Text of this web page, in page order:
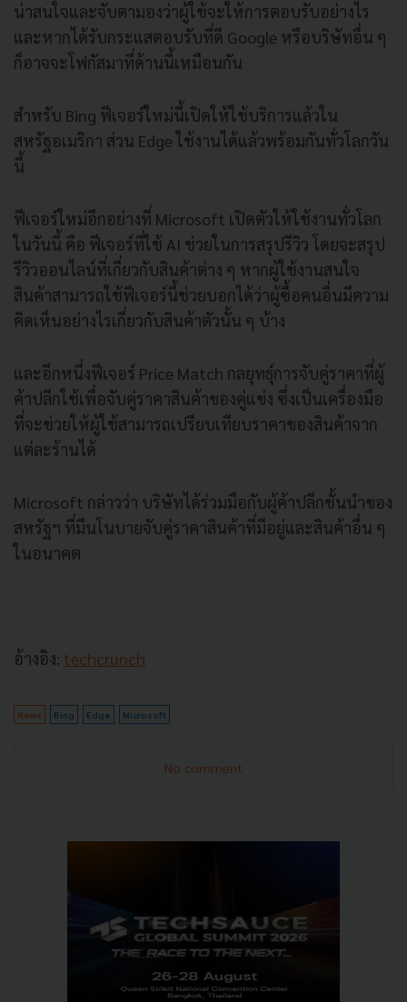
น่าสนใจและจับตามองว่าผู้ใช้จะให้การตอบรับอย่างไร
และหากได้รับกระแสตอบรับที่ดี Google หรือบริษัทอื่น ๆ
ก็อาจจะโฟกัสมาที่ด้านนี้เหมือนกัน
สำหรับ Bing ฟีเจอร์ใหม่นี้เปิดให้ใช้บริการแล้วใน
สหรัฐอเมริกา ส่วน Edge ใช้งานได้แล้วพร้อมกันทั่วโลกวัน
นี้
ฟีเจอร์ใหม่อีกอย่างที่ Microsoft เปิดตัวให้ใช้งานทั่วโลก
ในวันนี้ คือ ฟีเจอร์ที่ใช้ AI ช่วยในการสรุปรีวิว โดยจะสรุป
รีวิวออนไลน์ที่เกี่ยวกับสินค้าต่าง ๆ หากผู้ใช้งานสนใจ
สินค้าสามารถใช้ฟีเจอร์นี้ช่วยบอกได้ว่าผู้ซื้อคนอื่นมีความ
คิดเห็นอย่างไรเกี่ยวกับสินค้าตัวนั้น ๆ บ้าง
และอีกหนึ่งฟีเจอร์ Price Match กลยุทธุ์การจับคู่ราคาที่ผู้
ค้าปลีกใช้เพื่อจับคู่ราคาสินค้าของคู่แข่ง ซึ่งเป็นเครื่องมือ
ที่จะช่วยให้ผู้ใช้สามารถเปรียบเทียบราคาของสินค้าจาก
แต่ละร้านได้
Microsoft กล่าวว่า บริษัทได้ร่วมมือกับผู้ค้าปลีกชั้นนำของ
สหรัฐฯ ที่มีนโนบายจับคู่ราคาสินค้าที่มีอยู่และสินค้าอื่น ๆ
ในอนาคต
อ้างอิง: techcrunch
News Bing Edge Microsoft
No comment